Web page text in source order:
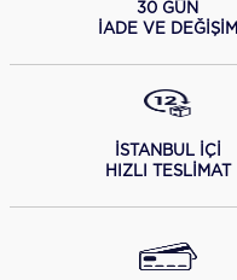
30 GÜN
İADE VE DEĞİŞİM
İSTANBUL İÇİ
HIZLI TESLİMAT